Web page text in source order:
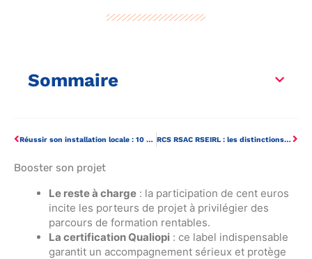
Sommaire
Réussir son installation locale : 10 fournisseurs et prestataires à connaître RCS RSAC RSEIRL : les distinctions essentielles pour choisir le bon registre
Booster son projet
Le reste à charge : la participation de cent euros
incite les porteurs de projet à privilégier des
parcours de formation rentables.
La certification Qualiopi : ce label indispensable
garantit un accompagnement sérieux et protège